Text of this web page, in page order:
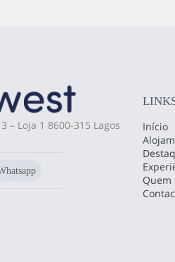
– Loja 1 8600-315 Lagos
Início
Quem